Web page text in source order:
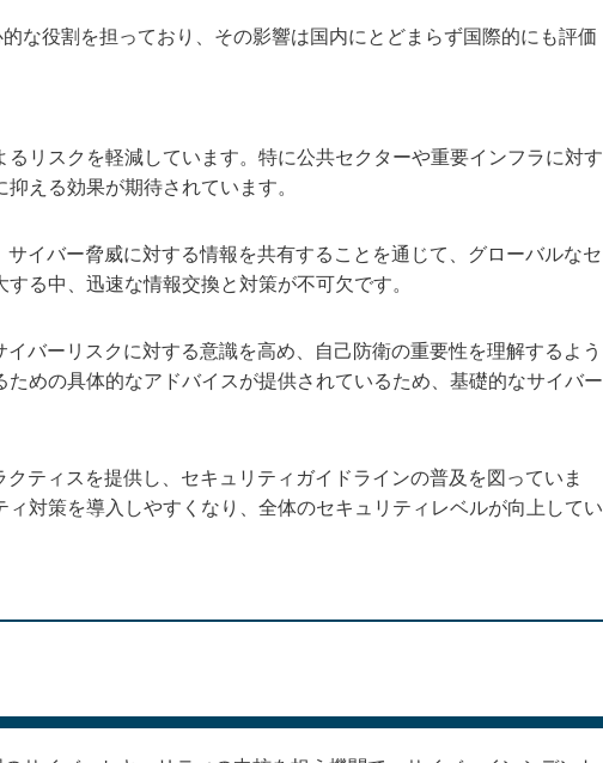
な役割を担っており、その影響は国内にとどまらず国際的にも評価
リスクを軽減しています。特に公共セクターや重要インフラに対す
える効果が期待されています。
イバー脅威に対する情報を共有することを通じて、グローバルなセ
る中、迅速な情報交換と対策が不可欠です。
バーリスクに対する意識を高め、自己防衛の重要性を理解するよう
めの具体的なアドバイスが提供されているため、基礎的なサイバー
ティスを提供し、セキュリティガイドラインの普及を図っていま
対策を導入しやすくなり、全体のセキュリティレベルが向上してい